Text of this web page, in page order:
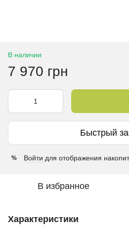
В наличии
7 970 грн
Быстрый
% Войти для отображения
В избранное
Характеристики